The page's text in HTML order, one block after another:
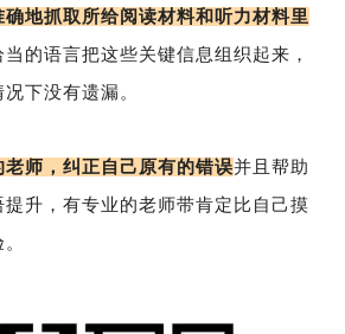
确地抓取所给阅读材料和听力材料里
当的语言把这些关键信息组织起来，
下没有遗漏。
老师，纠正自己原有的错误并且帮助
提升，有专业的老师带肯定比自己摸